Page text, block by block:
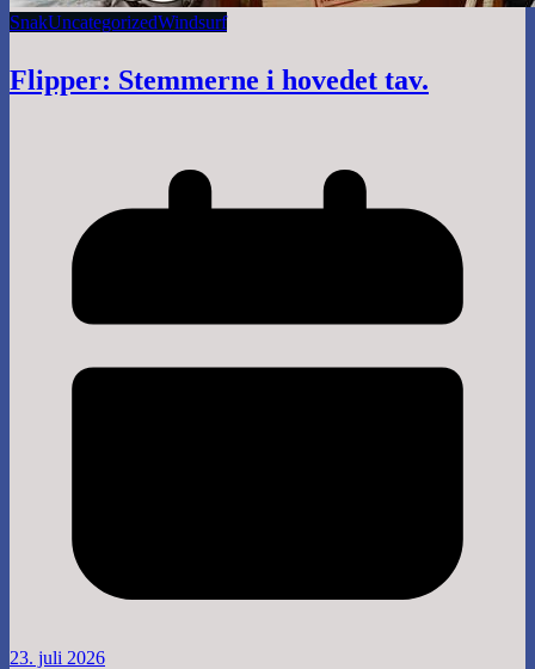
SnakUncategorizedWindsurf
Flipper: Stemmerne i hovedet tav.
23. juli 2026